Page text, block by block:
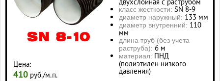
Цена:
410 руб./м.п.
класс жесткости: SN 8-9
диаметр наружный: 133 мм
диаметр внутренний: 110
мм
длина труб (без учета
раструба): 6 м
материал: ПНД
(полиэтилен низкого
давления)